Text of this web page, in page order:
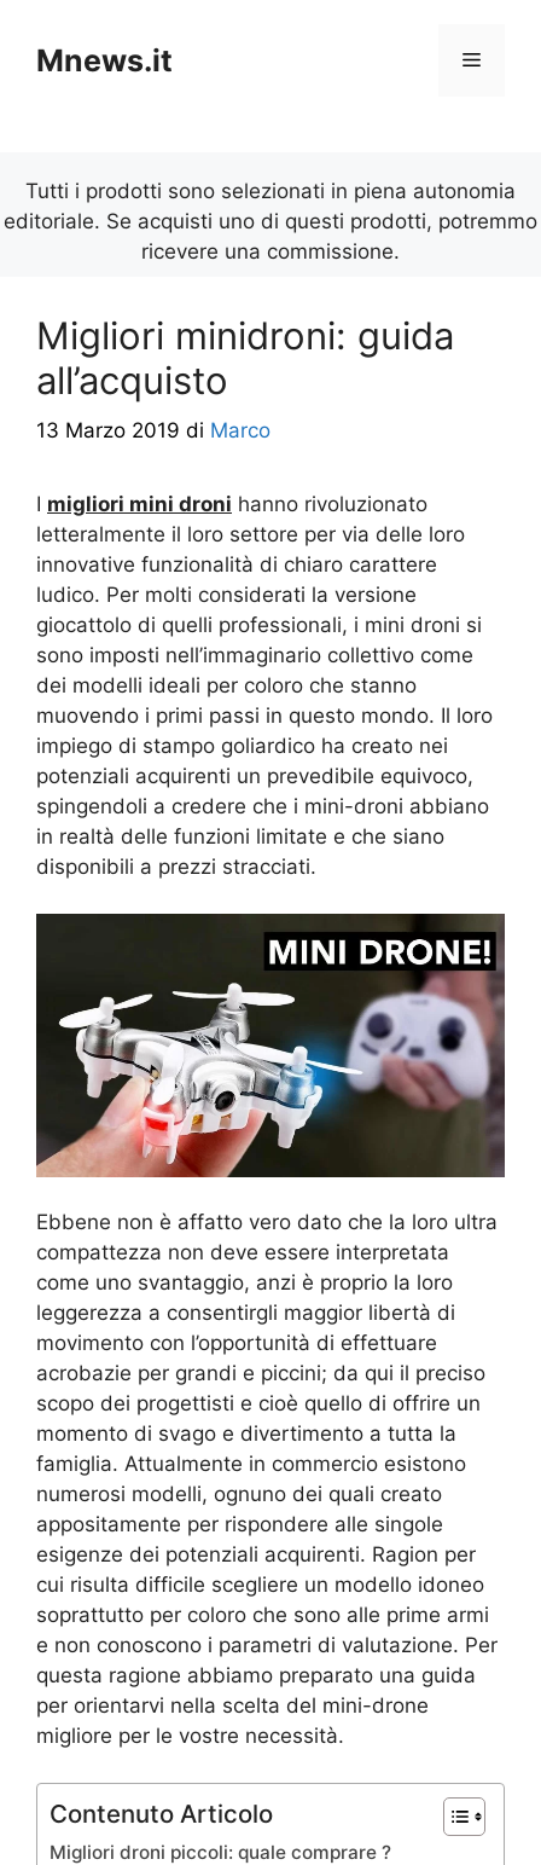
contenuto
Mnews.it Menu
Tutti i prodotti sono selezionati in piena autonomia
editoriale. Se acquisti uno di questi prodotti, potremmo
ricevere una commissione.
Migliori minidroni: guida
all’acquisto
13 Marzo 2019 di Marco
I migliori mini droni hanno rivoluzionato
letteralmente il loro settore per via delle loro
innovative funzionalità di chiaro carattere
ludico. Per molti considerati la versione
giocattolo di quelli professionali, i mini droni si
sono imposti nell’immaginario collettivo come
dei modelli ideali per coloro che stanno
muovendo i primi passi in questo mondo. Il loro
impiego di stampo goliardico ha creato nei
potenziali acquirenti un prevedibile equivoco,
spingendoli a credere che i mini-droni abbiano
in realtà delle funzioni limitate e che siano
disponibili a prezzi stracciati.
Ebbene non è affatto vero dato che la loro ultra
compattezza non deve essere interpretata
come uno svantaggio, anzi è proprio la loro
leggerezza a consentirgli maggior libertà di
movimento con l’opportunità di effettuare
acrobazie per grandi e piccini; da qui il preciso
scopo dei progettisti e cioè quello di offrire un
momento di svago e divertimento a tutta la
famiglia. Attualmente in commercio esistono
numerosi modelli, ognuno dei quali creato
appositamente per rispondere alle singole
esigenze dei potenziali acquirenti. Ragion per
cui risulta difficile scegliere un modello idoneo
soprattutto per coloro che sono alle prime armi
e non conoscono i parametri di valutazione. Per
questa ragione abbiamo preparato una guida
per orientarvi nella scelta del mini-drone
migliore per le vostre necessità.
Contenuto Articolo
Migliori droni piccoli: quale comprare ?